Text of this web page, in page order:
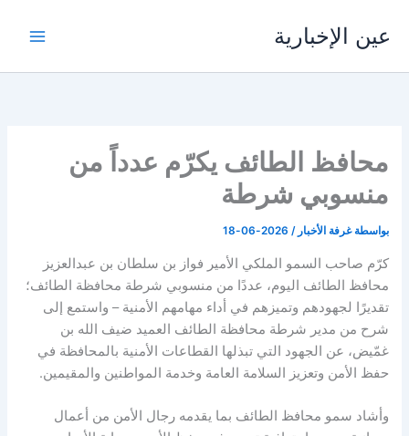
المحتوى
عين الإخبارية
محافظ الطائف يكرّم عدداً من
منسوبي شرطة
بواسطة غرفة الأخبار/
2026-06-18
كرّم صاحب السمو الملكي الأمير فواز بن سلطان بن عبدالعزيز
محافظ الطائف اليوم، عددًا من منسوبي شرطة محافظة الطائف؛
تقديرًا لجهودهم وتميزهم في أداء مهامهم الأمنية – واستمع إلى
شرح من مدير شرطة محافظة الطائف العميد ضيف الله بن
غمّيض، عن الجهود التي تبذلها القطاعات الأمنية بالمحافظة في
حفظ الأمن وتعزيز السلامة العامة وخدمة المواطنين والمقيمين.
وأشاد سمو محافظ الطائف بما يقدمه رجال الأمن من أعمال